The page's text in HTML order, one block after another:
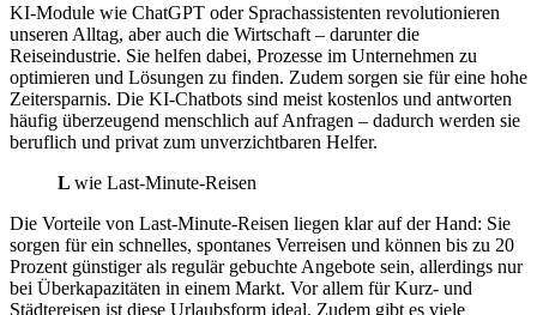
KI-Module wie ChatGPT oder Sprachassistenten revolutionieren
unseren Alltag, aber auch die Wirtschaft – darunter die
Reiseindustrie. Sie helfen dabei, Prozesse im Unternehmen zu
optimieren und Lösungen zu finden. Zudem sorgen sie für eine hohe
Zeitersparnis. Die KI-Chatbots sind meist kostenlos und antworten
häufig überzeugend menschlich auf Anfragen – dadurch werden sie
beruflich und privat zum unverzichtbaren Helfer.
L wie Last-Minute-Reisen
Die Vorteile von Last-Minute-Reisen liegen klar auf der Hand: Sie
sorgen für ein schnelles, spontanes Verreisen und können bis zu 20
Prozent günstiger als regulär gebuchte Angebote sein, allerdings nur
bei Überkapazitäten in einem Markt. Vor allem für Kurz- und
Städtereisen ist diese Urlaubsform ideal. Zudem gibt es viele